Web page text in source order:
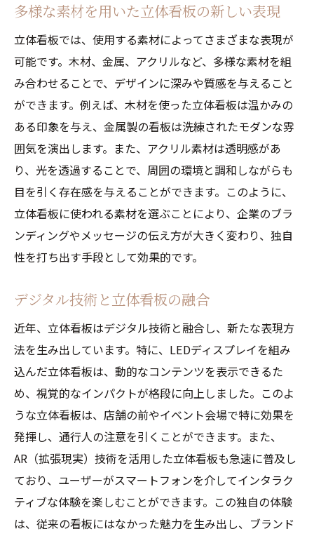
多様な素材を用いた立体看板の新しい表現
立体看板では、使用する素材によってさまざまな表現が
可能です。木材、金属、アクリルなど、多様な素材を組
み合わせることで、デザインに深みや質感を与えること
ができます。例えば、木材を使った立体看板は温かみの
ある印象を与え、金属製の看板は洗練されたモダンな雰
囲気を演出します。また、アクリル素材は透明感があ
り、光を透過することで、周囲の環境と調和しながらも
目を引く存在感を与えることができます。このように、
立体看板に使われる素材を選ぶことにより、企業のブラ
ンディングやメッセージの伝え方が大きく変わり、独自
性を打ち出す手段として効果的です。
デジタル技術と立体看板の融合
近年、立体看板はデジタル技術と融合し、新たな表現方
法を生み出しています。特に、LEDディスプレイを組み
込んだ立体看板は、動的なコンテンツを表示できるた
め、視覚的なインパクトが格段に向上しました。このよ
うな立体看板は、店舗の前やイベント会場で特に効果を
発揮し、通行人の注意を引くことができます。また、
AR（拡張現実）技術を活用した立体看板も急速に普及し
ており、ユーザーがスマートフォンを介してインタラク
ティブな体験を楽しむことができます。この独自の体験
は、従来の看板にはなかった魅力を生み出し、ブランド